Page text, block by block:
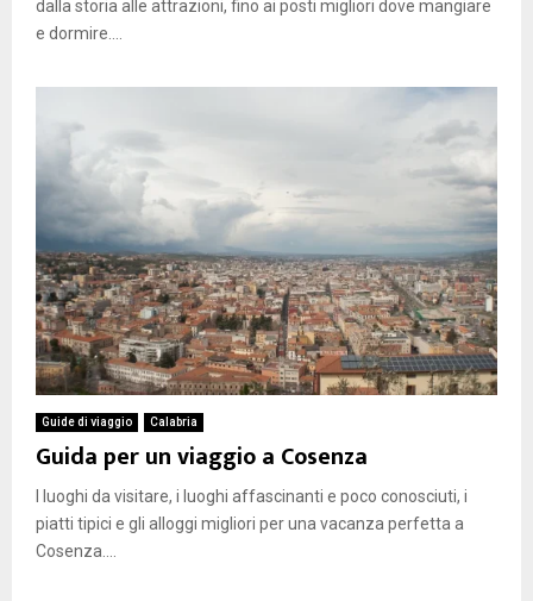
dalla storia alle attrazioni, fino ai posti migliori dove mangiare
e dormire....
Guide di viaggio Calabria
Guida per un viaggio a Cosenza
I luoghi da visitare, i luoghi affascinanti e poco conosciuti, i
piatti tipici e gli alloggi migliori per una vacanza perfetta a
Cosenza....